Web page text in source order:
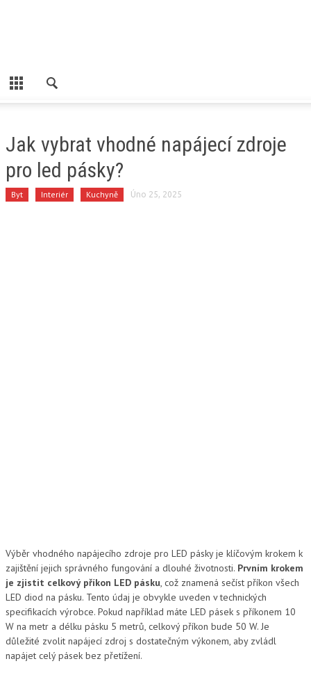
Jak vybrat vhodné napájecí zdroje
pro led pásky?
Byt Interiér Kuchyně Úno 25, 2025
Výběr vhodného napájecího zdroje pro LED pásky je klíčovým krokem k
zajištění jejich správného fungování a dlouhé životnosti. Prvním krokem
je zjistit celkový příkon LED pásku, což znamená sečíst příkon všech
LED diod na pásku. Tento údaj je obvykle uveden v technických
specifikacích výrobce. Pokud například máte LED pásek s příkonem 10
W na metr a délku pásku 5 metrů, celkový příkon bude 50 W. Je
důležité zvolit napájecí zdroj s dostatečným výkonem, aby zvládl
napájet celý pásek bez přetížení.